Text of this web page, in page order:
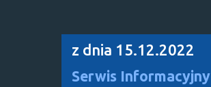
z dnia 15.12.2022
Serwis Informacyjny